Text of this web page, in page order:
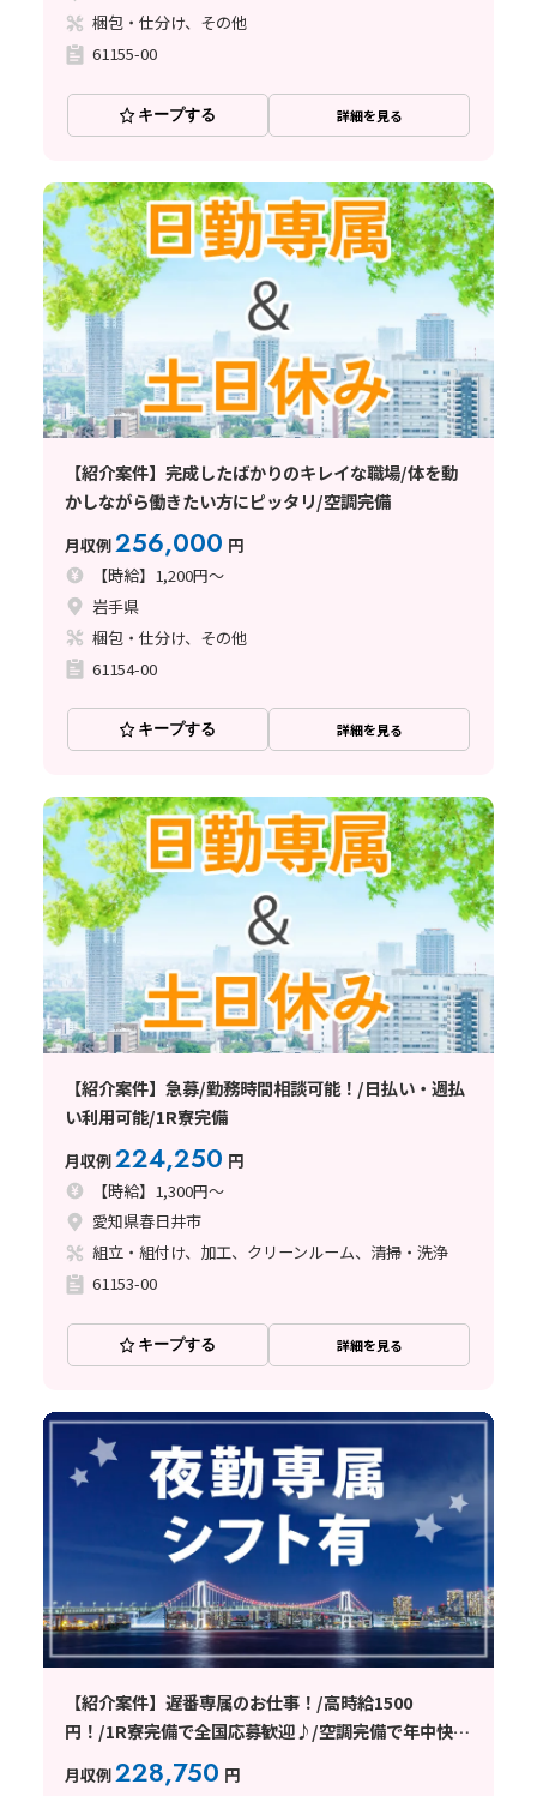
梱包・仕分け、その他
61155-00
キープする 詳細を見る
【紹介案件】完成したばかりのキレイな職場/体を動
かしながら働きたい方にピッタリ/空調完備
月収例256,000 円
【時給】1,200円～
岩手県
梱包・仕分け、その他
61154-00
キープする 詳細を見る
【紹介案件】急募/勤務時間相談可能！/日払い・週払
い利用可能/1R寮完備
月収例224,250 円
【時給】1,300円～
愛知県春日井市
組立・組付け、加工、クリーンルーム、清掃・洗浄
61153-00
キープする 詳細を見る
【紹介案件】遅番専属のお仕事！/高時給1500
円！/1R寮完備で全国応募歓迎♪/空調完備で年中快
適/土日休み/未経験者の方大歓迎！
月収例228,750 円